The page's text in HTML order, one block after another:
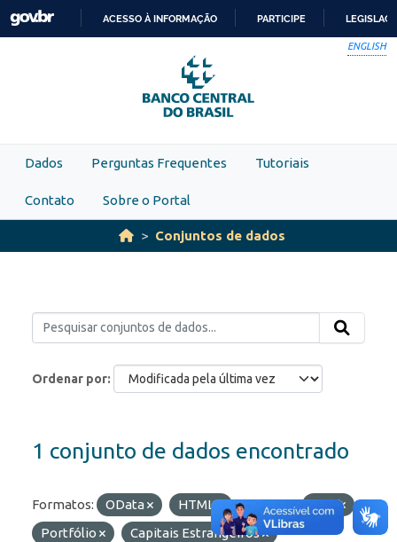
Skip to main content
PARA
O
CONTEÚDO
ACESSO À INFORMAÇÃO PARTICIPE
ENGLISH
Dados Perguntas Frequentes Tutoriais
Contato Sobre o Portal
Conjuntos de dados
Ordenar por
1 conjunto de dados encontrado
Formatos: OData HTML Etiquetas:
ROF
Portfólio
Capitais Estrangeiros